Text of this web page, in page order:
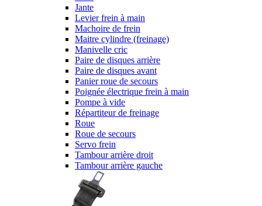
Jante
Levier frein à main
Machoire de frein
Maitre cylindre (freinage)
Manivelle cric
Paire de disques arrière
Paire de disques avant
Panier roue de secours
Poignée électrique frein à main
Pompe à vide
Répartiteur de freinage
Roue
Roue de secours
Servo frein
Tambour arrière droit
Tambour arrière gauche